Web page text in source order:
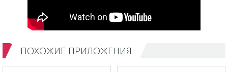
ПОХОЖИЕ ПРИЛОЖЕНИЯ